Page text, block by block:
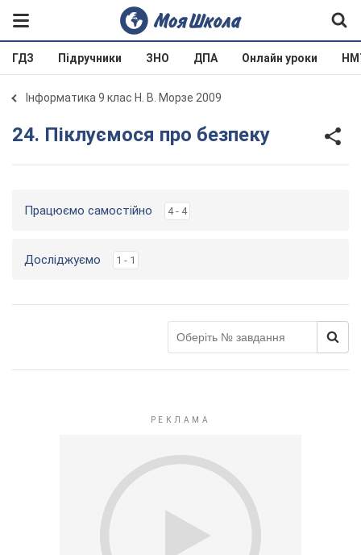
ГДЗ Підручники ЗНО ДПА Онлайн уроки
Інформатика 9 клас Н. В. Морзе 2009
24. Піклуємося про безпеку
Працюємо самостійно 4 - 4
Досліджуємо 1 - 1